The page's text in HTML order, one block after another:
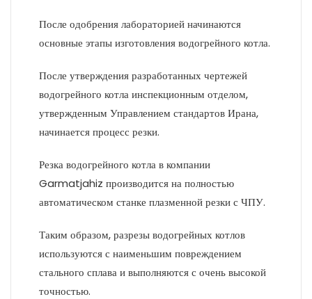
После одобрения лабораторией начинаются
основные этапы изготовления водогрейного котла.
После утверждения разработанных чертежей
водогрейного котла инспекционным отделом,
утвержденным Управлением стандартов Ирана,
начинается процесс резки.
Резка водогрейного котла в компании
Garmatjahiz производится на полностью
автоматическом станке плазменной резки с ЧПУ.
Таким образом, разрезы водогрейных котлов
используются с наименьшим повреждением
стального сплава и выполняются с очень высокой
точностью.